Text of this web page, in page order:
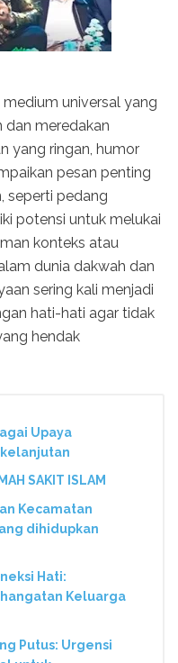
universal yang
meredakan
yang ringan, humor
pesan penting
seperti pedang
potensi untuk melukai
konteks atau
dunia dakwah dan
sering kali menjadi
hati-hati agar tidak
hendak
Upaya
SAKIT ISLAM
Kecamatan
dihidupkan
Hati:
Keluarga
Putus: Urgensi